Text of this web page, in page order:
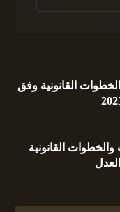
القانونية وفق
القانونية